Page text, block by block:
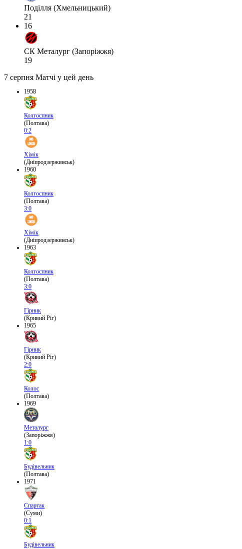
Поділля (Хмельницький)
21
16
СК Металург (Запоріжжя)
19
7 серпня Матчі у цей день
1958
Колгоспник
(Полтава)
0:2
Хімік
(Дніпродзержинськ)
1960
Колгоспник
(Полтава)
3:0
Хімік
(Дніпродзержинськ)
1963
Колгоспник
(Полтава)
3:0
Гірник
(Кривий Ріг)
1965
Гірник
(Кривий Ріг)
2:0
Колос
(Полтава)
1969
Металург
(Запоріжжя)
1:0
Будівельник
(Полтава)
1971
Спартак
(Суми)
0:1
Будівельник